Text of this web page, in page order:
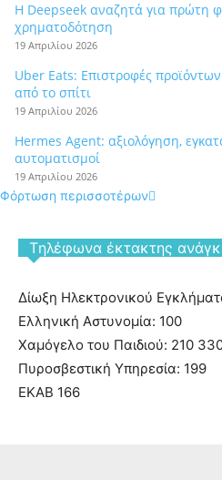
Η Deepseek αναζητά για πρώτη
χρηματοδότηση
19 Απριλίου 2026
Uber Eats: Επιστροφές
από το σπίτι
19 Απριλίου 2026
Hermes Agent: αξιολόγηση,
αυτοματισμοί
19 Απριλίου 2026
Φόρτωση περισσοτέρων
Tηλέφωνα έκτακτης
Δίωξη Ηλεκτρονικού
Ελληνική Αστυνομία: 100
Χαμόγελο του Παιδιού: 210
Πυροσβεστική Υπηρεσία: 199
ΕΚΑΒ 166